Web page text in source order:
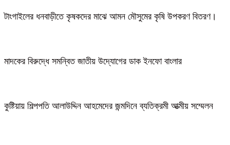
টাংগাইলের ধনবাড়ীতে কৃষকদের মাঝে আমন মৌসুমের কৃষি উপকরণ বিতরণ।
মাদকের বিরুদ্ধে সমন্বিত জাতীয় উদ্যোগের ডাক ইনফো বাংলার
কুষ্টিয়ায় শিল্পপতি আলাউদ্দিন আহমেদের জন্মদিনে ব্যতিক্রমী আত্মীয় সম্মেলন